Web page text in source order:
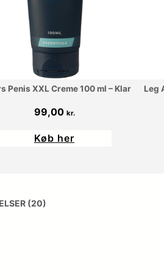
Penis XXL Creme 100 ml – Klar
99,00 kr.
Køb her
Leg
(20)